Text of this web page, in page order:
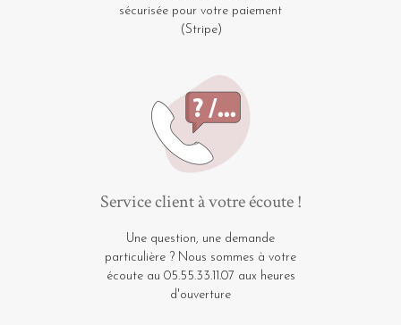
sécurisée pour votre paiement
(Stripe)
Service client à votre écoute !
Une question, une demande
particulière ? Nous sommes à votre
écoute au 05.55.33.11.07 aux heures
d'ouverture